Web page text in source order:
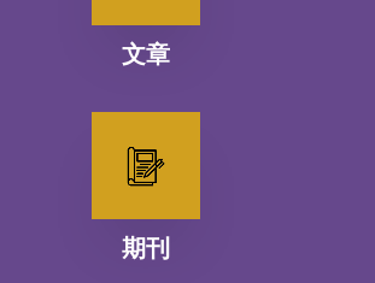
文章
期刊